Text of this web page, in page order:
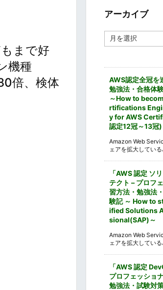
まで好
機種
倍、検体
ー
アーカイブ
ー
AWS認定全冠を
勉強法・合格体
～How to
rtifications
y for AWS
認定12冠～13冠)
Amazon Web
ェアを拡大している
「AWS 認定 ソ
テクト – プロフ
習方法・勉強法
験記 ～ How to
ified Solutions
sional(SAP)～
Amazon Web
ェアを拡大している
「AWS 認定
プロフェッショ
勉強法・試験対